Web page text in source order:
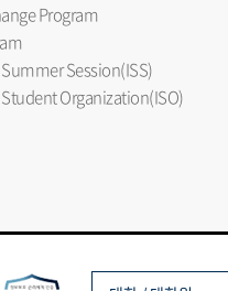
Program
Session(ISS)
Organization(ISO)